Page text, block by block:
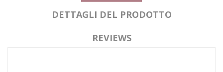
DETTAGLI DEL PRODOTTO
REVIEWS